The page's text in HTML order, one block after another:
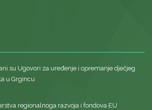
su Ugovori za uređenje i opremanje dječjeg
u Grgincu
regionalnoga razvoja i fondova EU